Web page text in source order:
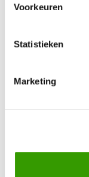
Voorkeuren
Statistieken
Marketing
Naam*